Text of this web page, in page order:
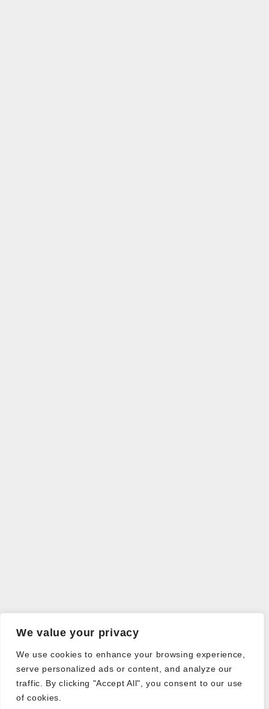
We value your privacy
We use cookies to enhance your browsing experience,
serve personalized ads or content, and analyze our
traffic. By clicking "Accept All", you consent to our use
of cookies.